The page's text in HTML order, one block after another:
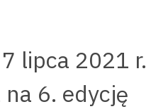
lipca 2021 r.
6. edycję